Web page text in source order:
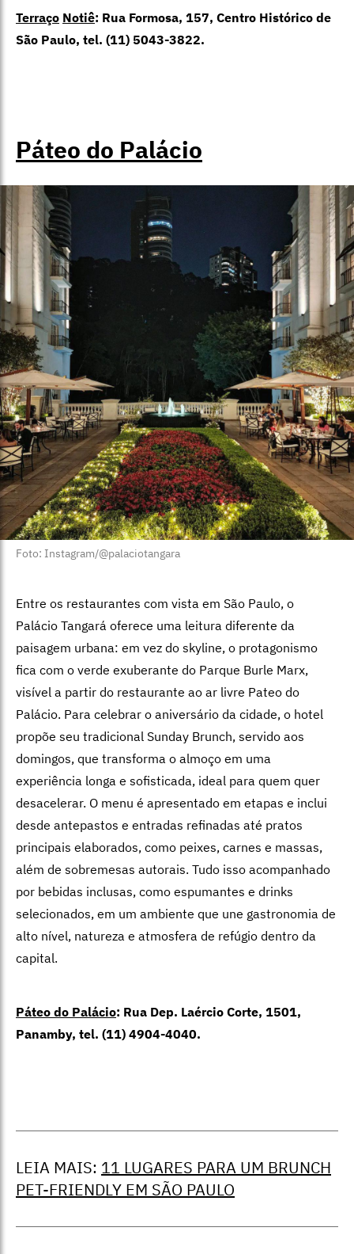
Terraço Notiê: Rua Formosa, 157, Centro Histórico de
São Paulo, tel. (11) 5043-3822.
Páteo do Palácio
Foto: Instagram/@palaciotangara
Entre os restaurantes com vista em São Paulo, o
Palácio Tangará oferece uma leitura diferente da
paisagem urbana: em vez do skyline, o protagonismo
fica com o verde exuberante do Parque Burle Marx,
visível a partir do restaurante ao ar livre Pateo do
Palácio. Para celebrar o aniversário da cidade, o hotel
propõe seu tradicional Sunday Brunch, servido aos
domingos, que transforma o almoço em uma
experiência longa e sofisticada, ideal para quem quer
desacelerar. O menu é apresentado em etapas e inclui
desde antepastos e entradas refinadas até pratos
principais elaborados, como peixes, carnes e massas,
além de sobremesas autorais. Tudo isso acompanhado
por bebidas inclusas, como espumantes e drinks
selecionados, em um ambiente que une gastronomia de
alto nível, natureza e atmosfera de refúgio dentro da
capital.
Páteo do Palácio: Rua Dep. Laércio Corte, 1501,
Panamby, tel. (11) 4904-4040.
LEIA MAIS: 11 LUGARES PARA UM BRUNCH
PET-FRIENDLY EM SÃO PAULO